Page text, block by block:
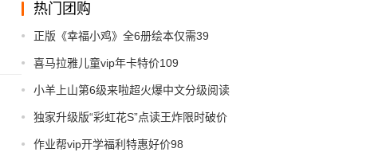
热门团购
正版《幸福小鸡》全6册绘本仅需39
喜马拉雅儿童vip年卡特价109
小羊上山第6级来啦超火爆中文分级阅读
独家升级版“彩虹花S”点读王炸限时破价
作业帮vip开学福利特惠好价98